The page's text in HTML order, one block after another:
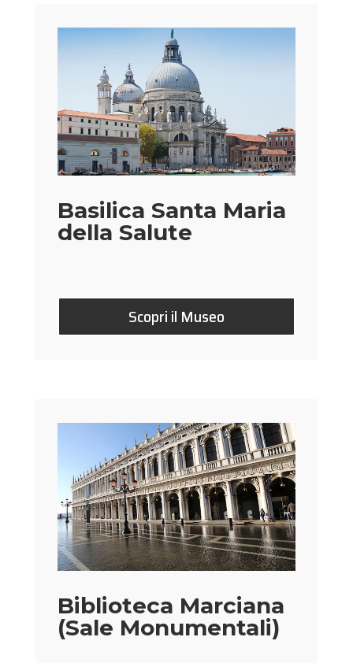
Basilica Santa Maria
della Salute
Scopri il Museo
Biblioteca Marciana
(Sale Monumentali)